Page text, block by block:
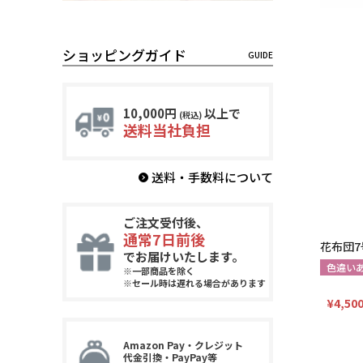
ショッピングガイド
10,000円 (税込) 以上で
送料当社負担
送料・手数料について
ご注文受付後、
通常7日前後
でお届けいたします。
※一部商品を除く
※セール時は遅れる場合があります
Amazon Pay・クレジット
代金引換・PayPay等
花布団7
色違い
¥4,500